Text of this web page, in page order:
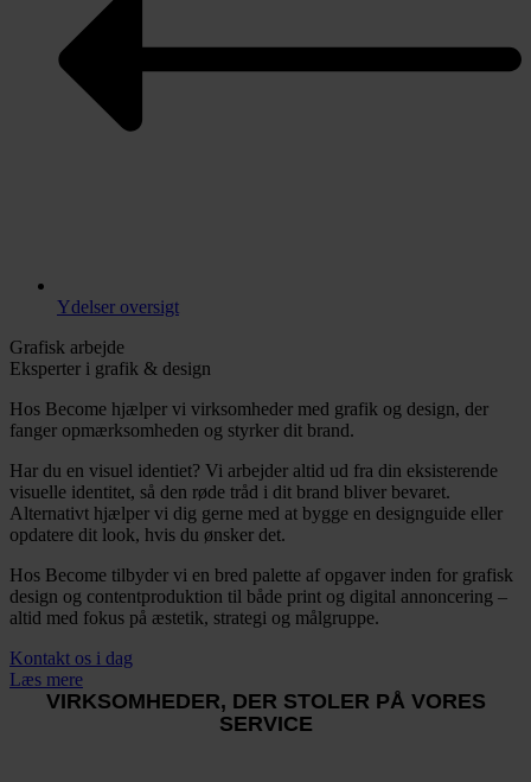
Ydelser oversigt
Grafisk arbejde
Eksperter i grafik & design
Hos Become hjælper vi virksomheder med grafik og design, der
fanger opmærksomheden og styrker dit brand.
Har du en visuel identiet? Vi arbejder altid ud fra din eksisterende
visuelle identitet, så den røde tråd i dit brand bliver bevaret.
Alternativt hjælper vi dig gerne med at bygge en designguide eller
opdatere dit look, hvis du ønsker det.
Hos Become tilbyder vi en bred palette af opgaver inden for grafisk
design og contentproduktion til både print og digital annoncering –
altid med fokus på æstetik, strategi og målgruppe.
Kontakt os i dag
Læs mere
VIRKSOMHEDER, DER STOLER PÅ VORES
SERVICE